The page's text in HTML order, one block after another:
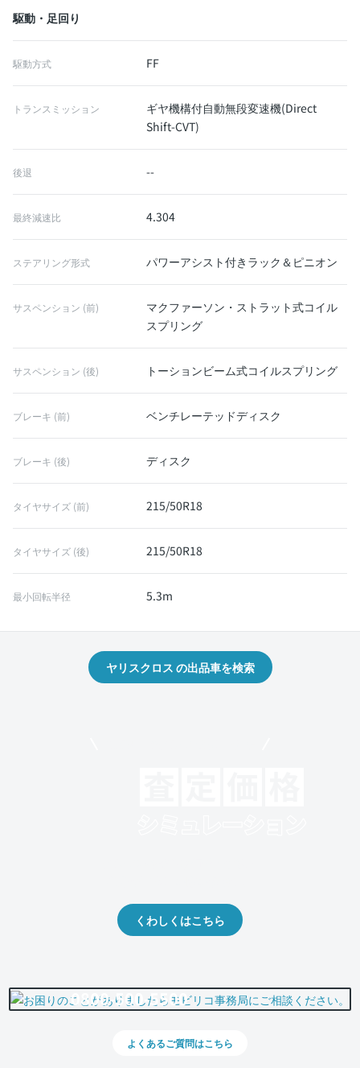
駆動・足回り
駆動方式 FF
トランスミッション
ギヤ機構付自動無段変速機(Direct
Shift-CVT)
後退 --
最終減速比 4.304
ステアリング形式 パワーアシスト付きラック＆ピニオン
サスペンション (前)
マクファーソン・ストラット式コイル
スプリング
サスペンション (後) トーションビーム式コイルスプリング
ブレーキ (前) ベンチレーテッドディスク
ブレーキ (後) ディスク
タイヤサイズ (前) 215/50R18
タイヤサイズ (後) 215/50R18
最小回転半径 5.3m
ヤリスクロス の出品車を検索
くわしくはこちら
0800-500-5500
よくあるご質問はこちら